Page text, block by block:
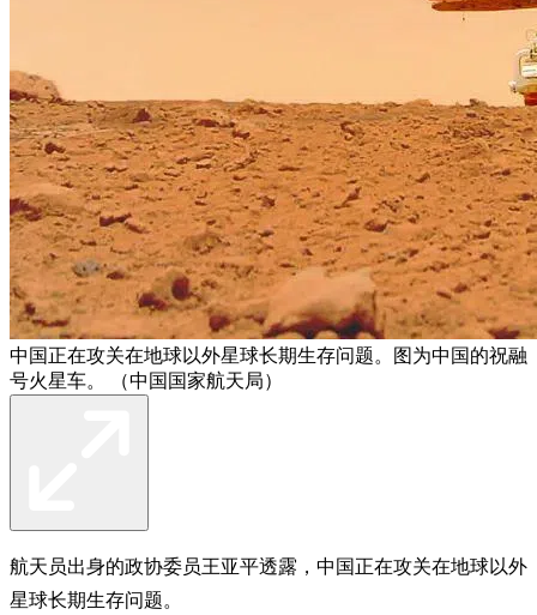
中国正在攻关在地球以外星球长期生存问题。图为中国的祝融
号火星车。 （中国国家航天局）
航天员出身的政协委员王亚平透露，中国正在攻关在地球以外
星球长期生存问题。